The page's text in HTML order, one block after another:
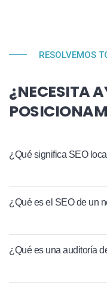
RESOLVEMOS
¿NECESITA
¿Qué significa SEO
¿Qué es el SEO de un
¿Qué es una auditoría